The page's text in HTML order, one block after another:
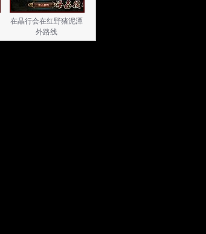
在晶行会在红野猪泥潭
外路线